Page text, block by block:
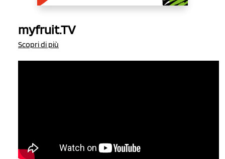
myfruit.TV
Scopri di più